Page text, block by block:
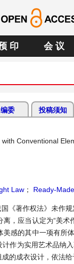
印 会 议
编委 投稿须知
Conventional
Law ； Ready-
《著作权法》未作
，应当认定为“美
感的其中一项有所
作为实用艺术品纳
的成衣设计，依法给